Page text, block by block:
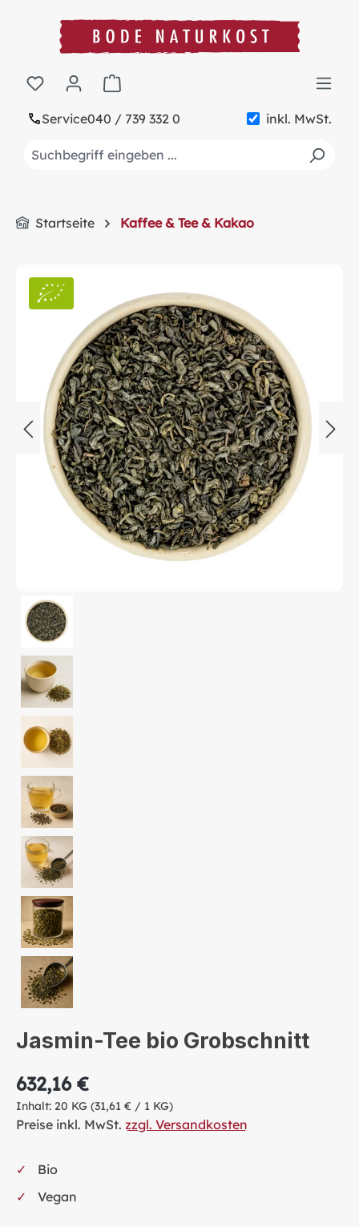
springen
Service040 / 739 332 0 inkl. MwSt.
Warenkorb enthält 0 Positionen. Der
Startseite Kaffee & Tee & Kakao
Bildergalerie überspringen
Jasmin-Tee bio Grobschnitt
632,16 €
Inhalt: 20 KG (31,61 € / 1 KG)
Preise inkl. MwSt. zzgl. Versandkosten
Bio
Vegan